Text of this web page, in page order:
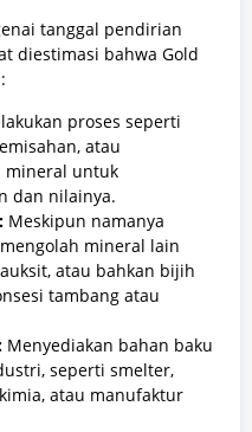
tanggal pendirian
diestimasi bahwa Gold
proses seperti
atau
mineral untuk
dan nilainya.
Meskipun namanya
mineral lain
atau bahkan bijih
tambang atau
Menyediakan bahan baku
seperti smelter,
atau manufaktur